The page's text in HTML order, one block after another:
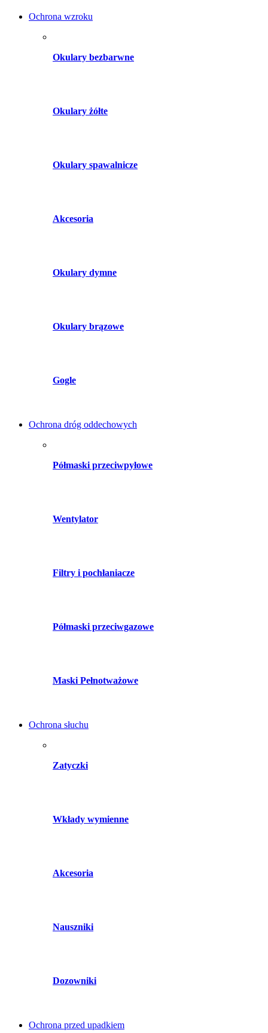
Ochrona wzroku
Okulary bezbarwne
Okulary żółte
Okulary spawalnicze
Akcesoria
Okulary dymne
Okulary brązowe
Gogle
Ochrona dróg oddechowych
Półmaski przeciwpyłowe
Wentylator
Filtry i pochłaniacze
Półmaski przeciwgazowe
Maski Pełnotważowe
Ochrona słuchu
Zatyczki
Wkłady wymienne
Akcesoria
Nauszniki
Dozowniki
Ochrona przed upadkiem